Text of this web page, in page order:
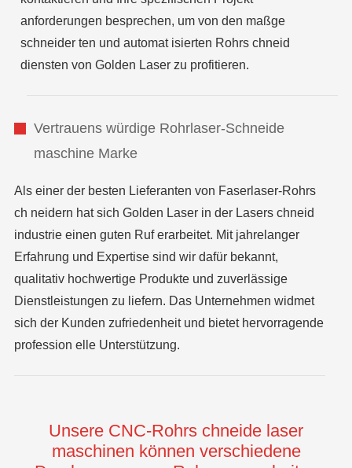
anforderungen besprechen, um von den maßge
schneider ten und automat isierten Rohrs chneid
diensten von Golden Laser zu profitieren.
Vertrauens würdige Rohrlaser-Schneide
maschine Marke
Als einer der besten Lieferanten von Faserlaser-Rohrs
ch neidern hat sich Golden Laser in der Lasers chneid
industrie einen guten Ruf erarbeitet. Mit jahrelanger
Erfahrung und Expertise sind wir dafür bekannt,
qualitativ hochwertige Produkte und zuverlässige
Dienstleistungen zu liefern. Das Unternehmen widmet
sich der Kunden zufriedenheit und bietet hervorragende
profession elle Unterstützung.
Unsere CNC-Rohrs chneide laser
maschinen können verschiedene